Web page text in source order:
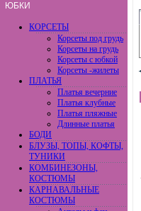
ЮБКИ
КОРСЕТЫ
Корсеты под грудь
Корсеты на грудь
Корсеты с юбкой
Корсеты -жилеты
ПЛАТЬЯ
Платья вечерние
Платья клубные
Платья пляжные
Длинные платья
БОДИ
БЛУЗЫ, ТОПЫ, КОФТЫ,
ТУНИКИ
КОМБИНЕЗОНЫ,
КОСТЮМЫ
КАРНАВАЛЬНЫЕ
КОСТЮМЫ